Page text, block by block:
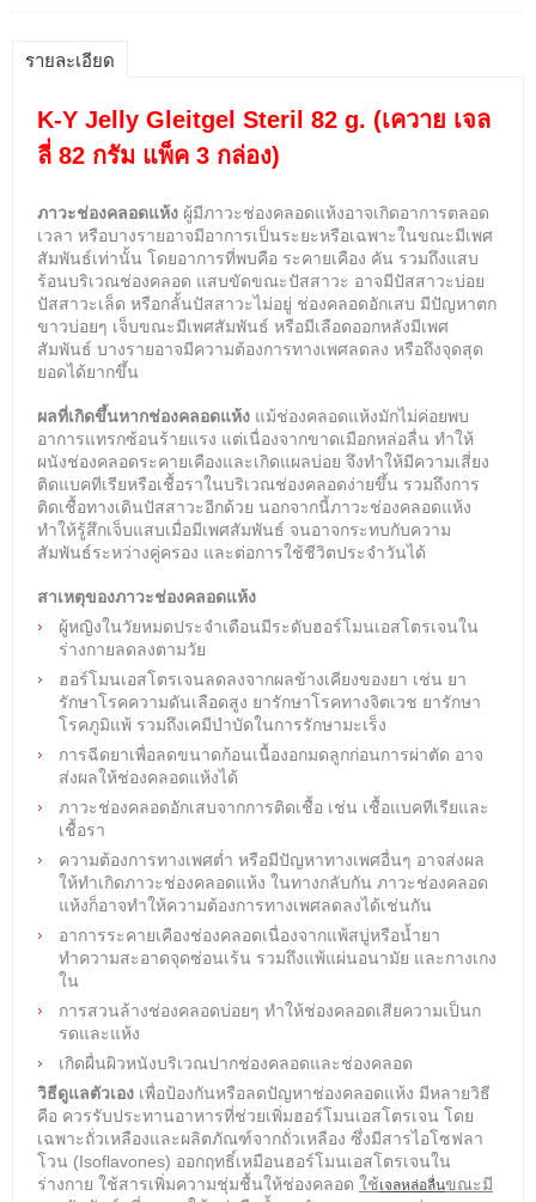
รายละเอียด
K-Y Jelly Gleitgel Steril 82 g. (เควาย เจล
ลี่ 82 กรัม แพ็ค 3 กล่อง)
ภาวะช่องคลอดแห้ง ผู้มีภาวะช่องคลอดแห้งอาจเกิดอาการตลอด
เวลา หรือบางรายอาจมีอาการเป็นระยะหรือเฉพาะในขณะมีเพศ
สัมพันธ์เท่านั้น โดยอาการที่พบคือ ระคายเคือง คัน รวมถึงแสบ
ร้อนบริเวณช่องคลอด แสบขัดขณะปัสสาวะ อาจมีปัสสาวะบ่อย
ปัสสาวะเล็ด หรือกลั้นปัสสาวะไม่อยู่ ช่องคลอดอักเสบ มีปัญหาตก
ขาวบ่อยๆ เจ็บขณะมีเพศสัมพันธ์ หรือมีเลือดออกหลังมีเพศ
สัมพันธ์ บางรายอาจมีความต้องการทางเพศลดลง หรือถึงจุดสุด
ยอดได้ยากขึ้น
ผลที่เกิดขึ้นหากช่องคลอดแห้ง แม้ช่องคลอดแห้งมักไม่ค่อยพบ
อาการแทรกซ้อนร้ายแรง แต่เนื่องจากขาดเมือกหล่อลื่น ทำให้
ผนังช่องคลอดระคายเคืองและเกิดแผลบ่อย จึงทำให้มีความเสี่ยง
ติดแบคทีเรียหรือเชื้อราในบริเวณช่องคลอดง่ายขึ้น รวมถึงการ
ติดเชื้อทางเดินปัสสาวะอีกด้วย นอกจากนี้ภาวะช่องคลอดแห้ง
ทำให้รู้สึกเจ็บแสบเมื่อมีเพศสัมพันธ์ จนอาจกระทบกับความ
สัมพันธ์ระหว่างคู่ครอง และต่อการใช้ชีวิตประจำวันได้
สาเหตุของภาวะช่องคลอดแห้ง
ผู้หญิงในวัยหมดประจำเดือนมีระดับฮอร์โมนเอสโตรเจนใน
ร่างกายลดลงตามวัย
ฮอร์โมนเอสโตรเจนลดลงจากผลข้างเคียงของยา เช่น ยา
รักษาโรคความดันเลือดสูง ยารักษาโรคทางจิตเวช ยารักษา
โรคภูมิแพ้ รวมถึงเคมีบำบัดในการรักษามะเร็ง
การฉีดยาเพื่อลดขนาดก้อนเนื้องอกมดลูกก่อนการผ่าตัด อาจ
ส่งผลให้ช่องคลอดแห้งได้
ภาวะช่องคลอดอักเสบจากการติดเชื้อ เช่น เชื้อแบคทีเรียและ
เชื้อรา
ความต้องการทางเพศต่ำ หรือมีปัญหาทางเพศอื่นๆ อาจส่งผล
ให้ทำเกิดภาวะช่องคลอดแห้ง ในทางกลับกัน ภาวะช่องคลอด
แห้งก็อาจทำให้ความต้องการทางเพศลดลงได้เช่นกัน
อาการระคายเคืองช่องคลอดเนื่องจากแพ้สบู่หรือน้ำยา
ทำความสะอาดจุดซ่อนเร้น รวมถึงแพ้แผ่นอนามัย และกางเกง
ใน
การสวนล้างช่องคลอดบ่อยๆ ทำให้ช่องคลอดเสียความเป็นก
รดและแห้ง
เกิดผื่นผิวหนังบริเวณปากช่องคลอดและช่องคลอด
วิธีดูแลตัวเอง เพื่อป้องกันหรือลดปัญหาช่องคลอดแห้ง มีหลายวิธี
คือ ควรรับประทานอาหารที่ช่วยเพิ่มฮอร์โมนเอสโตรเจน โดย
เฉพาะถั่วเหลืองและผลิตภัณฑ์จากถั่วเหลือง ซึ่งมีสารไอโซฟลา
โวน (Isoflavones) ออกฤทธิ์เหมือนฮอร์โมนเอสโตรเจนใน
ร่างกาย ใช้สารเพิ่มความชุ่มชื้นให้ช่องคลอด ใช้เจลหล่อลื่นขณะมี